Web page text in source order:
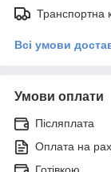
Транспортна
Всі умови
Умови оплати
Післяплата
Оплата на
Готівкою